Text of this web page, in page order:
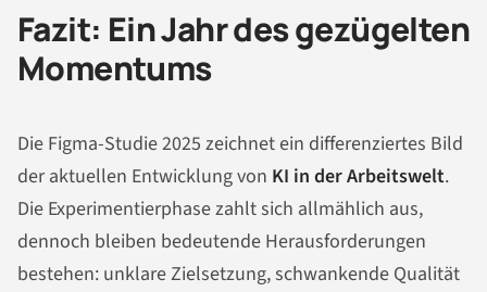
Fazit: Ein Jahr des gezügelten
Momentums
Die Figma-Studie 2025 zeichnet ein differenziertes Bild
der aktuellen Entwicklung von KI in der Arbeitswelt.
Die Experimentierphase zahlt sich allmählich aus,
dennoch bleiben bedeutende Herausforderungen
bestehen: unklare Zielsetzung, schwankende Qualität